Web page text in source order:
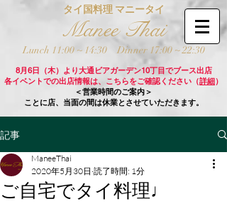
タイ国料理 マニータイ
Manee Thai
Lunch 11:00 ~ 14:30 Dinner 17:00 ~ 22:30
8月6日（木）より大通ビアガーデン10丁目でブース出店
各イベントでの出店情報は、こちらをご確認ください（詳細）
＜営業時間のご案内＞
ことに店、当面の間は休業とさせていただきます。
記事
ご自宅でタイ料理♩
ManeeThai
2020年5月30日 読了時間: 1分